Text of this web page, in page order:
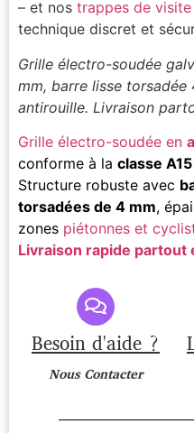
– et nos trappes de
technique discret et
Grille électro-soudée
mm, barre lisse
antirouille. Livraison
Grille électro-soudée en
conforme à la classe
Structure robuste avec
torsadées de 4 mm,
zones piétonnes et
Livraison rapide partout
Besoin d'aide ?
Nous Contacter